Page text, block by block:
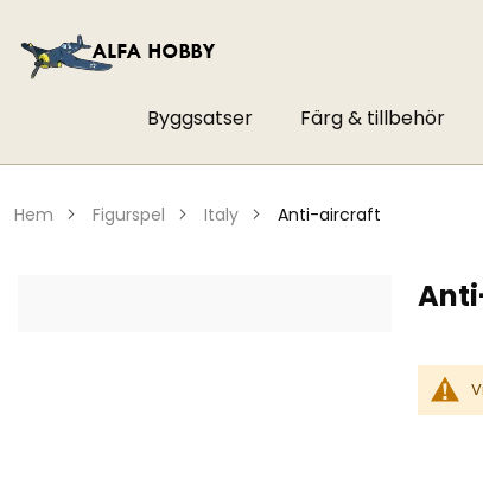
Byggsatser Färg & tillbehör
hem figurspel italy anti-aircraft